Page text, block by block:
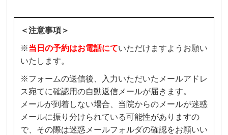
＜注意事項＞
※当日の予約はお電話にていただけますようお願い
いたします。
※フォームの送信後、入力いただいたメールアドレ
ス宛てに確認用の自動返信メールが届きます。
メールが到着しない場合、当院からのメールが迷惑
メールに振り分けられている可能性がありますの
で、その際は迷惑メールフォルダの確認をお願いい